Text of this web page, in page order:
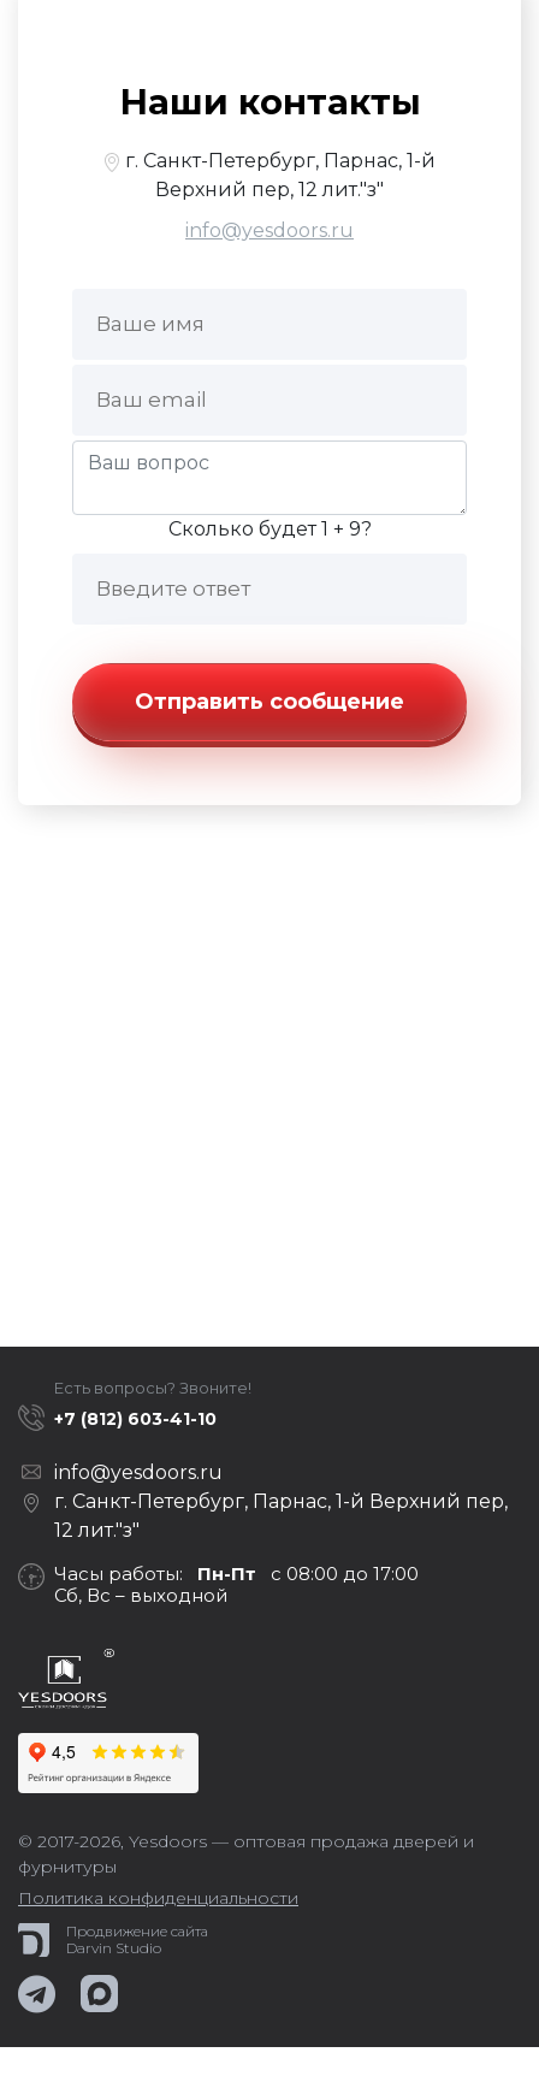
Наши контакты
г. Санкт-Петербург, Парнас, 1-й
Верхний пер, 12 лит."з"
info@yesdoors.ru
Сколько будет 1 + 9?
Отправить сообщение
© 2017-2026, Yesdoors — оптовая продажа дверей и
фурнитуры
Политика конфиденциальности
Продвижение сайта
Darvin Studio
Есть вопросы? Звоните!
+7 (812) 603-41-10
info@yesdoors.ru
г. Санкт-Петербург, Парнас, 1-й Верхний пер,
12 лит."з"
Часы работы: Пн-Пт с 08:00 до 17:00
Сб, Вс – выходной